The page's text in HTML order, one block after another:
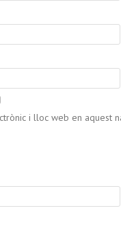
i lloc web en aquest